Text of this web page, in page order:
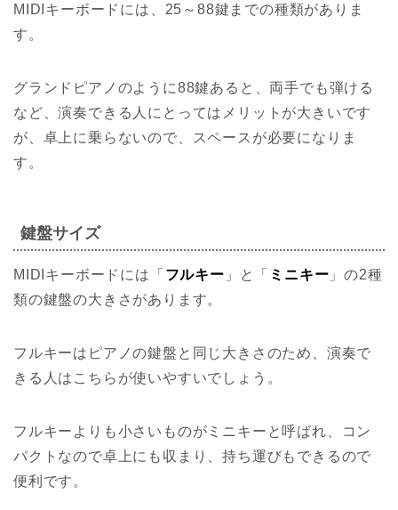
MIDIキーボードには、25～88鍵までの種類がありま
す。
グランドピアノのように88鍵あると、両手でも弾ける
など、演奏できる人にとってはメリットが大きいです
が、卓上に乗らないので、スペースが必要になりま
す。
鍵盤サイズ
MIDIキーボードには「 フルキー 」と「 ミニキー 」の2種
類の鍵盤の大きさがあります。
フルキーはピアノの鍵盤と同じ大きさのため、演奏で
きる人はこちらが使いやすいでしょう。
フルキーよりも小さいものがミニキーと呼ばれ、コン
パクトなので卓上にも収まり、持ち運びもできるので
便利です。